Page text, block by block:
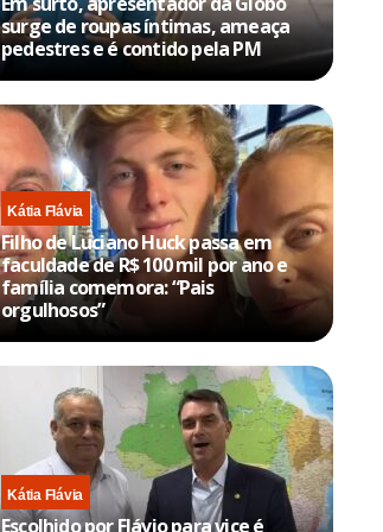
surge de roupas íntimas, ameaça
pedestres e é contido pela PM
Kátia Flávia
Filho de Luciano Huck passa em
faculdade de R$ 100 mil por ano e
família comemora: “Pais
orgulhosos”
Kátia Flávia
Escolhido por Flávio para vice é